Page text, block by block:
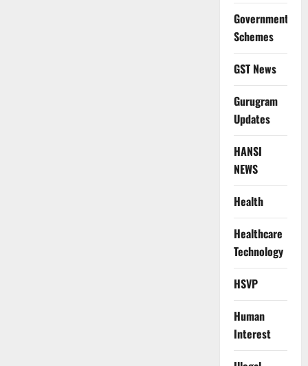
Government
Schemes
GST News
Gurugram
Updates
HANSI
NEWS
Health
Healthcare
Technology
HSVP
Human
Interest